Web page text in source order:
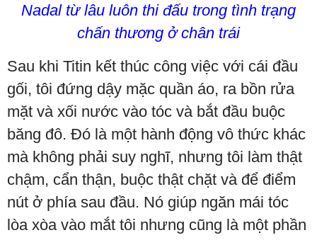
Nadal từ lâu luôn thi đấu trong tình trạng
chấn thương ở chân trái
Sau khi Titin kết thúc công việc với cái đầu
gối, tôi đứng dậy mặc quần áo, ra bồn rửa
mặt và xối nước vào tóc và bắt đầu buộc
băng đô. Đó là một hành động vô thức khác
mà không phải suy nghĩ, nhưng tôi làm thật
chậm, cẩn thận, buộc thật chặt và để điểm
nút ở phía sau đầu. Nó giúp ngăn mái tóc
lòa xòa vào mắt tôi nhưng cũng là một phần